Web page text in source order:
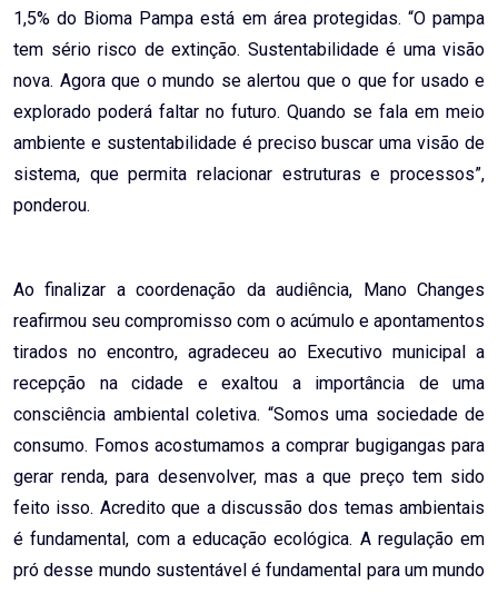
1,5% do Bioma Pampa está em área protegidas. “O pampa
tem sério risco de extinção. Sustentabilidade é uma visão
nova. Agora que o mundo se alertou que o que for usado e
explorado poderá faltar no futuro. Quando se fala em meio
ambiente e sustentabilidade é preciso buscar uma visão de
sistema, que permita relacionar estruturas e processos”,
ponderou.
Ao finalizar a coordenação da audiência, Mano Changes
reafirmou seu compromisso com o acúmulo e apontamentos
tirados no encontro, agradeceu ao Executivo municipal a
recepção na cidade e exaltou a importância de uma
consciência ambiental coletiva. “Somos uma sociedade de
consumo. Fomos acostumamos a comprar bugigangas para
gerar renda, para desenvolver, mas a que preço tem sido
feito isso. Acredito que a discussão dos temas ambientais
é fundamental, com a educação ecológica. A regulação em
pró desse mundo sustentável é fundamental para um mundo